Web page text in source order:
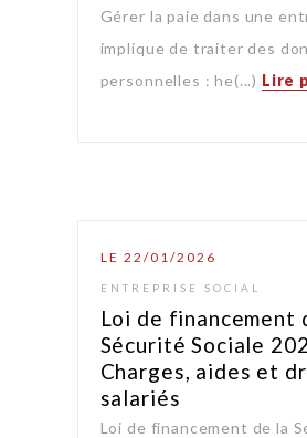
Gérer la paie dans une
implique de traiter des
personnelles : he(...) Lire
LE 22/01/2026
ENTREPRISE SOCIAL
Loi de financement
Sécurité Sociale
Charges, aides et
salariés
Loi de financement de la